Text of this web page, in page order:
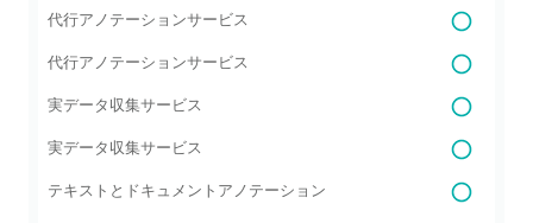
代行アノテーションサービス
代行アノテーションサービス
実データ収集サービス
実データ収集サービス
テキストとドキュメントアノテーション